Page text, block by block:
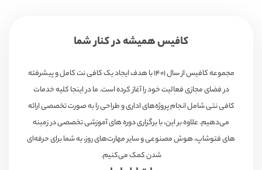
کافیس همیشه در کنار شما
مجموعه کافیس از سال ۱۴۰۱ با هدف ایجاد یک کافی نت کامل و پیشرفته
در فضای مجازی فعالیت خود را آغاز کرده است. ما در اینجا کلیه خدمات
کافی نتی شامل انجام پروژه‌های اداری و طراحی را به صورت تخصصی ارائه
می‌دهیم. علاوه بر این، با برگزاری دوره های آموزشی تخصصی در زمینه
های فتوشاپ، هوش مصنوعی و سایر مهارت‌های روز، به شما برای حرفه‌ای
شدن کمک می‌کنیم.